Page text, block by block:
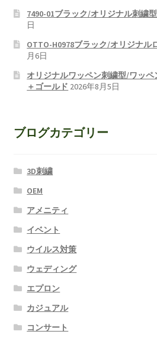
7490-01ブラック/オリジナル刺繍
日
OTTO-H0978ブラック/オリジナル
月6日
オリジナルワッペン刺繍型/ワッペ
＋ゴールド 2026年8月5日
ブログカテゴリー
3D刺繍
OEM
アメニティ
イベント
ウイルス対策
ウェディング
エプロン
カジュアル
コンサート